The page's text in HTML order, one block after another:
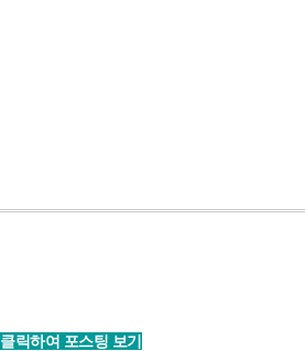
릭하여 포스팅 보기